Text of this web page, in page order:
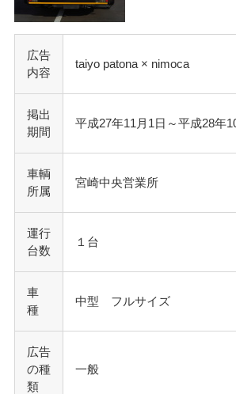
広告
内容
taiyo patona × nimoca
掲出
期間
平成27年11月1日～平成28年
車輌
所属
宮崎中央営業所
運行
台数
１台
車
種
中型 フルサイズ
広告
の種
類
一般